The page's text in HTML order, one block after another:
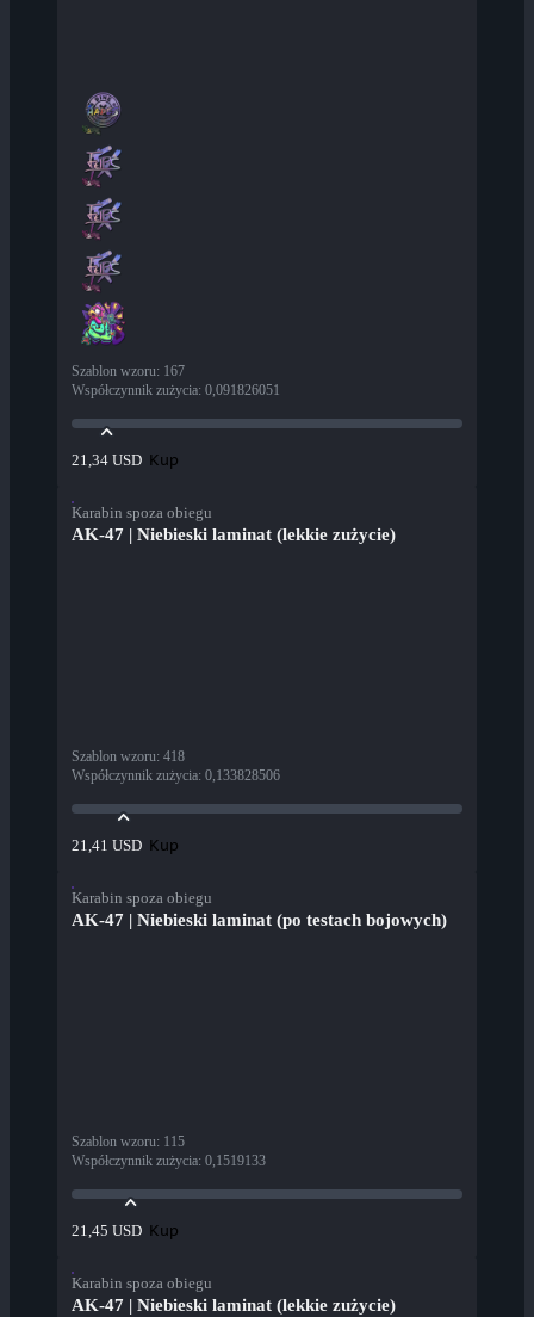
Szablon wzoru: 167
Współczynnik zużycia: 0,091826051
21,34 USD Kup
Karabin spoza obiegu
AK-47 | Niebieski laminat (lekkie zużycie)
Szablon wzoru: 418
Współczynnik zużycia: 0,133828506
21,41 USD Kup
Karabin spoza obiegu
AK-47 | Niebieski laminat (po testach bojowych)
Szablon wzoru: 115
Współczynnik zużycia: 0,1519133
21,45 USD Kup
Karabin spoza obiegu
AK-47 | Niebieski laminat (lekkie zużycie)